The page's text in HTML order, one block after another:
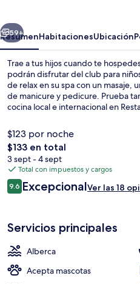
Siguiente
59+
ResumenHabitacionesUbicación
Trae a tus hijos cuando te
podrán disfrutar del club para
de relax en su spa con un masaje,
de manicure y pedicure. Prueba
cocina local e internacional en
bar o lounge y su sala de fitness.
$123 por noche
El
precio
total
es
de
$133 en total
3 sept - 4 sept
Total con impuestos y cargos
Opiniones
9.69.6 de 10,
ExcepcionalVer las 18
Servicios principales
Alberca
Acepta mascotas